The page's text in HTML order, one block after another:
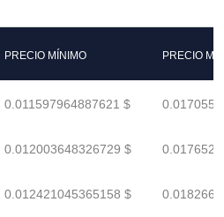
PRECIO MÍNIMO PRECIO
0.011597964887621 $
0.012003648326729 $
0.012421045365158 $